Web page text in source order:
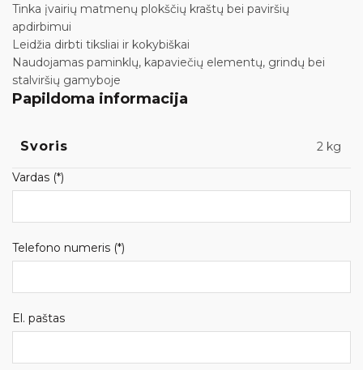
Tinka įvairių matmenų plokščių kraštų bei paviršių
apdirbimui
Leidžia dirbti tiksliai ir kokybiškai
Naudojamas paminklų, kapaviečių elementų, grindų bei
stalviršių gamyboje
Papildoma informacija
Svoris 2 kg
Vardas (*)
Telefono numeris (*)
El. paštas